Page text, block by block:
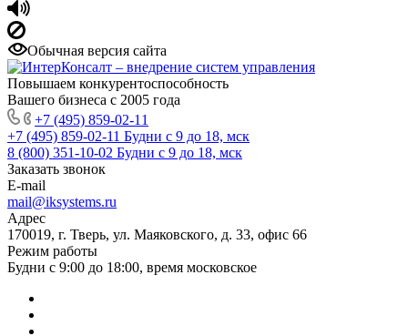
Обычная версия сайта
Повышаем конкурентоспособность
Вашего бизнеса с 2005 года
+7 (495) 859-02-11
+7 (495) 859-02-11 Будни с 9 до 18, мск
8 (800) 351-10-02 Будни с 9 до 18, мск
Заказать звонок
E-mail
mail@iksystems.ru
Адрес
170019, г. Тверь, ул. Маяковского, д. 33, офис 66
Режим работы
Будни с 9:00 до 18:00, время московское